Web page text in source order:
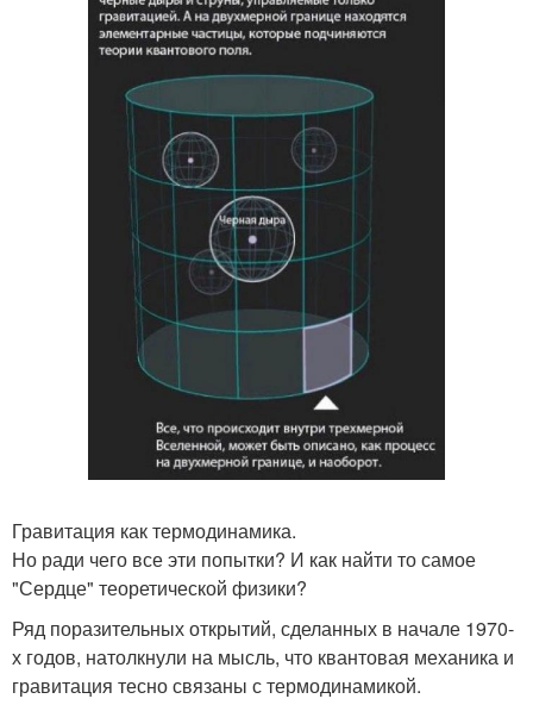
Гравитация как термодинамика.
Но ради чего все эти попытки? И как найти то самое
"Сердце" теоретической физики?
Ряд поразительных открытий, сделанных в начале 1970-
х годов, натолкнули на мысль, что квантовая механика и
гравитация тесно связаны с термодинамикой.